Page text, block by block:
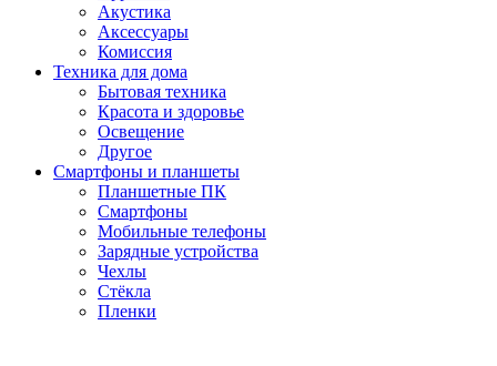
Акустика
Аксессуары
Комиссия
Техника для дома
Бытовая техника
Красота и здоровье
Освещение
Другое
Смартфоны и планшеты
Планшетные ПК
Смартфоны
Мобильные телефоны
Зарядные устройства
Чехлы
Стёкла
Пленки